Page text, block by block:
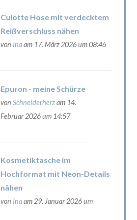
Culotte Hose mit verdecktem
Reißverschluss nähen
von Inaam 17. März 2026 um 08:46
Epuron - meine Schürze
von Schneiderherzam 14.
Februar 2026 um 14:57
Kosmetiktasche im
Hochformat mit Neon-Details
nähen
von Inaam 29. Januar 2026 um